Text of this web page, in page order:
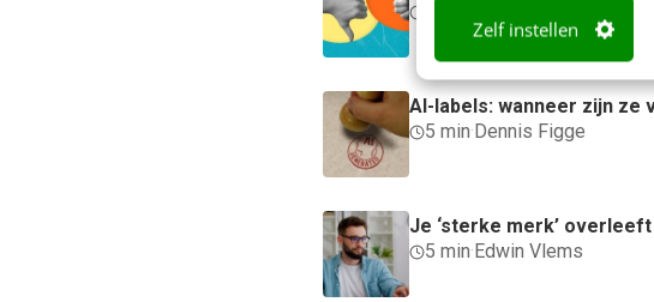
Zelf instellen
AI-labels: wanneer zijn
5 min· Dennis Figge
Je ‘sterke merk’
5 min· Edwin Vlems